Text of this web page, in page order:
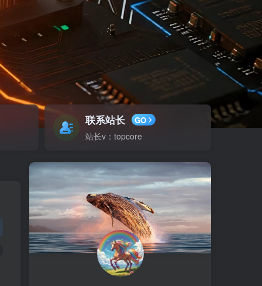
联系站长 GO
站长v：topcore